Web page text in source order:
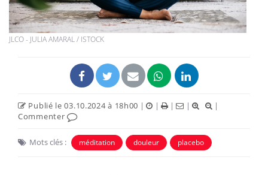
JLCO - JULIA AMARAL / ISTOCK
Publié le 03.10.2024 à 18h00 | | | |
|
Commenter
Mots clés : méditation douleur placebo